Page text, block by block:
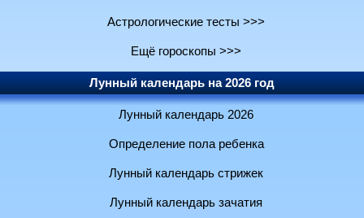
Астрологические тесты >>>
Ещё гороскопы >>>
Лунный календарь на 2026 год
Лунный календарь 2026
Определение пола ребенка
Лунный календарь стрижек
Лунный календарь зачатия